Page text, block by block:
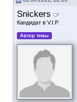
Snickers
Кандидат в V.I.P.
Автор темы